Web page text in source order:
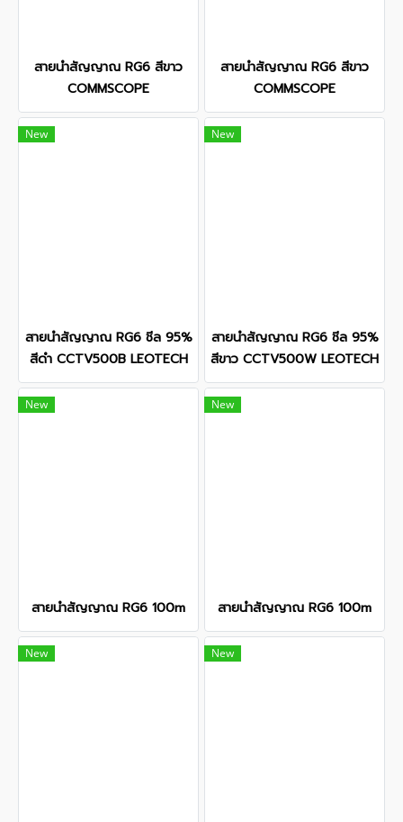
สายนำสัญญาณ RG6 สีขาว
COMMSCOPE
สายนำสัญญาณ RG6 สีขาว
COMMSCOPE
New
สายนำสัญญาณ RG6 ชีล 95%
สีดำ CCTV500B LEOTECH
New
สายนำสัญญาณ RG6 ชีล 95%
สีขาว CCTV500W LEOTECH
New
สายนำสัญญาณ RG6 100m
New
สายนำสัญญาณ RG6 100m
New New